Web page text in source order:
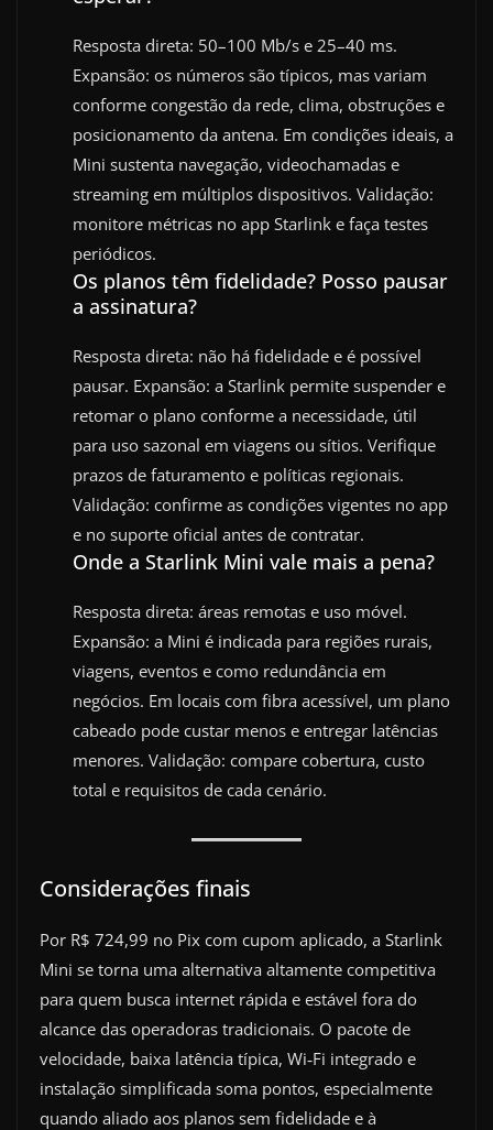
Resposta direta: 50–100 Mb/s e 25–40 ms.
Expansão: os números são típicos, mas variam
conforme congestão da rede, clima, obstruções e
posicionamento da antena. Em condições ideais, a
Mini sustenta navegação, videochamadas e
streaming em múltiplos dispositivos. Validação:
monitore métricas no app Starlink e faça testes
periódicos.
Os planos têm fidelidade? Posso pausar
a assinatura?
Resposta direta: não há fidelidade e é possível
pausar. Expansão: a Starlink permite suspender e
retomar o plano conforme a necessidade, útil
para uso sazonal em viagens ou sítios. Verifique
prazos de faturamento e políticas regionais.
Validação: confirme as condições vigentes no app
e no suporte oficial antes de contratar.
Onde a Starlink Mini vale mais a pena?
Resposta direta: áreas remotas e uso móvel.
Expansão: a Mini é indicada para regiões rurais,
viagens, eventos e como redundância em
negócios. Em locais com fibra acessível, um plano
cabeado pode custar menos e entregar latências
menores. Validação: compare cobertura, custo
total e requisitos de cada cenário.
Considerações finais
Por R$ 724,99 no Pix com cupom aplicado, a Starlink
Mini se torna uma alternativa altamente competitiva
para quem busca internet rápida e estável fora do
alcance das operadoras tradicionais. O pacote de
velocidade, baixa latência típica, Wi‑Fi integrado e
instalação simplificada soma pontos, especialmente
quando aliado aos planos sem fidelidade e à